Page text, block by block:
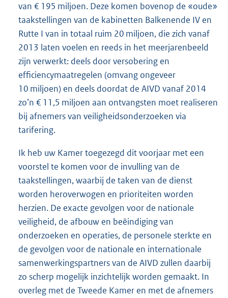
van € 195 miljoen. Deze komen bovenop de «oude»
taakstellingen van de kabinetten Balkenende IV en
Rutte I van in totaal ruim 20 miljoen, die zich vanaf
2013 laten voelen en reeds in het meerjarenbeeld
zijn verwerkt: deels door versobering en
efficiencymaatregelen (omvang ongeveer
10 miljoen) en deels doordat de AIVD vanaf 2014
zo’n € 11,5 miljoen aan ontvangsten moet realiseren
bij afnemers van veiligheidsonderzoeken via
tarifering.
Ik heb uw Kamer toegezegd dit voorjaar met een
voorstel te komen voor de invulling van de
taakstellingen, waarbij de taken van de dienst
worden heroverwogen en prioriteiten worden
herzien. De exacte gevolgen voor de nationale
veiligheid, de afbouw en beëindiging van
onderzoeken en operaties, de personele sterkte en
de gevolgen voor de nationale en internationale
samenwerkingspartners van de AIVD zullen daarbij
zo scherp mogelijk inzichtelijk worden gemaakt. In
overleg met de Tweede Kamer en met de afnemers